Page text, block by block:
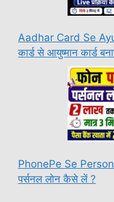
Aadhar Card Se
कार्ड से आयुष्मान कार्ड
PhonePe Se
पर्सनल लोन कैसे लें ?